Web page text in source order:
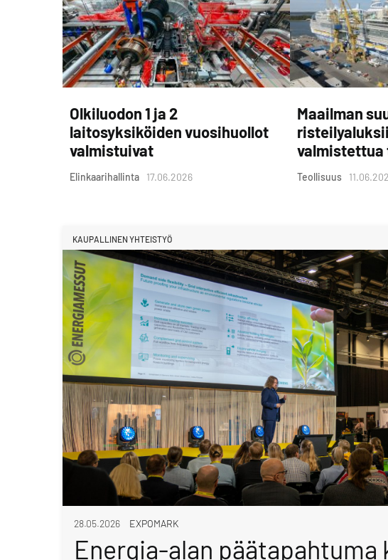
Olkiluodon 1 ja 2
laitosyksiköiden vuosihuollot
valmistuivat
Elinkaarihallinta 17.06.2026
Maailman
valmistettua
Teollisuus
KAUPALLINEN YHTEISTYÖ
28.05.2026 EXPOMARK
Energia-alan päätapahtuma